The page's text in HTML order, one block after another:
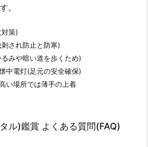
。
策)
され防止と防寒)
みや暗い道を歩くため)
中電灯(足元の安全確保)
い場所では薄手の上着
ル)鑑賞 よくある質問(FAQ)